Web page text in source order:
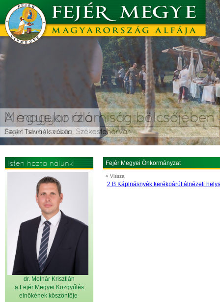
Isten hozta nálunk!
dr. Molnár Krisztián
a Fejér Megyei Közgyűlés
elnökének köszöntője
Fejér Megyei Önkormányzat
« Vissza
2 B Káplnásnyék kerékpárút átnézeti